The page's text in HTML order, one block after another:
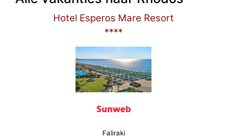
Hotel Esperos Mare Resort
****
Faliraki